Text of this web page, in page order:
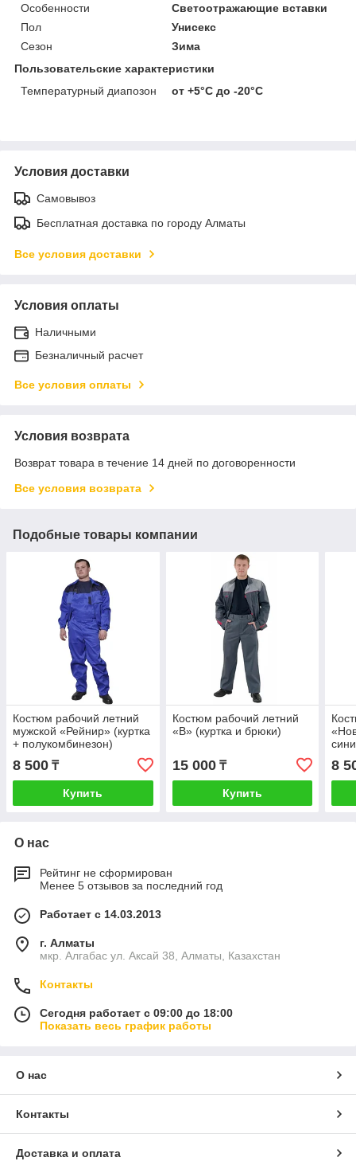
Особенности
Светоотражающие вставки
Пол
Унисекс
Сезон
Зима
Пользовательские характеристики
Температурный диапозон
от +5°С до -20°С
Условия доставки
Самовывоз
Бесплатная доставка по городу Алматы
Все условия доставки
Условия оплаты
Наличными
Безналичный расчет
Все условия оплаты
Условия возврата
Возврат товара в течение 14 дней по договоренности
Все условия возврата
Подобные товары компании
Костюм рабочий летний
мужской «Рейнир» (куртка
+ полукомбинезон)
8 500 ₸
Купить
Костюм рабочий летний
«В» (куртка и брюки)
15 000₸
Купить
8
О нас
Рейтинг не сформирован
Менее 5 отзывов за последний год
Работает с 14.03.2013
г. Алматы
мкр. Алгабас ул. Аксай 38, Алматы, Казахстан
Контакты
Сегодня работает с 09:00 до 18:00
Показать весь график работы
О нас
Контакты
Доставка и оплата